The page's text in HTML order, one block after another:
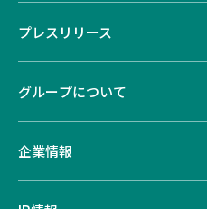
プレスリリース
グループについて
企業情報